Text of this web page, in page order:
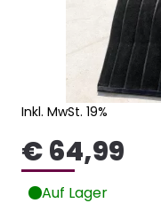
Inkl. MwSt. 19%
€ 64,99
Auf Lager